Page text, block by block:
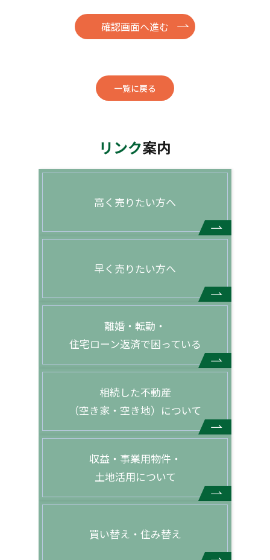
一覧に戻る
リンク案内
高く売りたい方へ
早く売りたい方へ
離婚・転勤・
住宅ローン返済で困っている
相続した不動産
（空き家・空き地）について
収益・事業用物件・
土地活用について
買い替え・住み替え